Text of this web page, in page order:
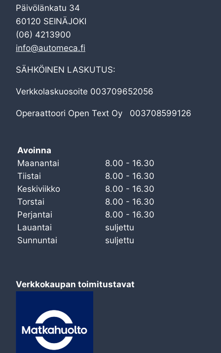
Päivölänkatu 34
60120 SEINÄJOKI
(06) 4213900
info@automeca.fi
SÄHKÖINEN LASKUTUS:
Verkkolaskuosoite 003709652056
Operaattoori Open Text Oy 003708599126
Avoinna
Maanantai
8.00 - 16.30
Tiistai
8.00 - 16.30
Keskiviikko
8.00 - 16.30
Torstai
8.00 - 16.30
Perjantai
8.00 - 16.30
Lauantai
suljettu
Sunnuntai
suljettu
Verkkokaupan toimitustavat